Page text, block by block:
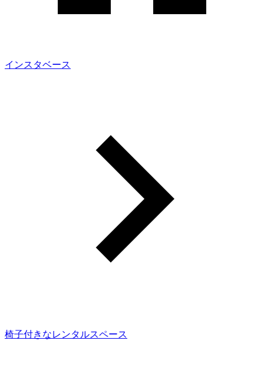
インスタベース
椅子付きなレンタルスペース